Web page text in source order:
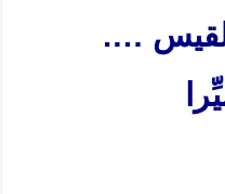
….